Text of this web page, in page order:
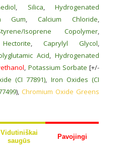
, Silica, Hydrogenated
Gum,Calcium Chloride,
Isoprene Copolymer,
, Caprylyl Glycol,
Acid, Hydrogenated
, Potassium Sorbate [+/-
(CI 77891), Iron Oxides (CI
),Chromium Oxide Greens
Vidutiniškai
saugūs
Pavojingi